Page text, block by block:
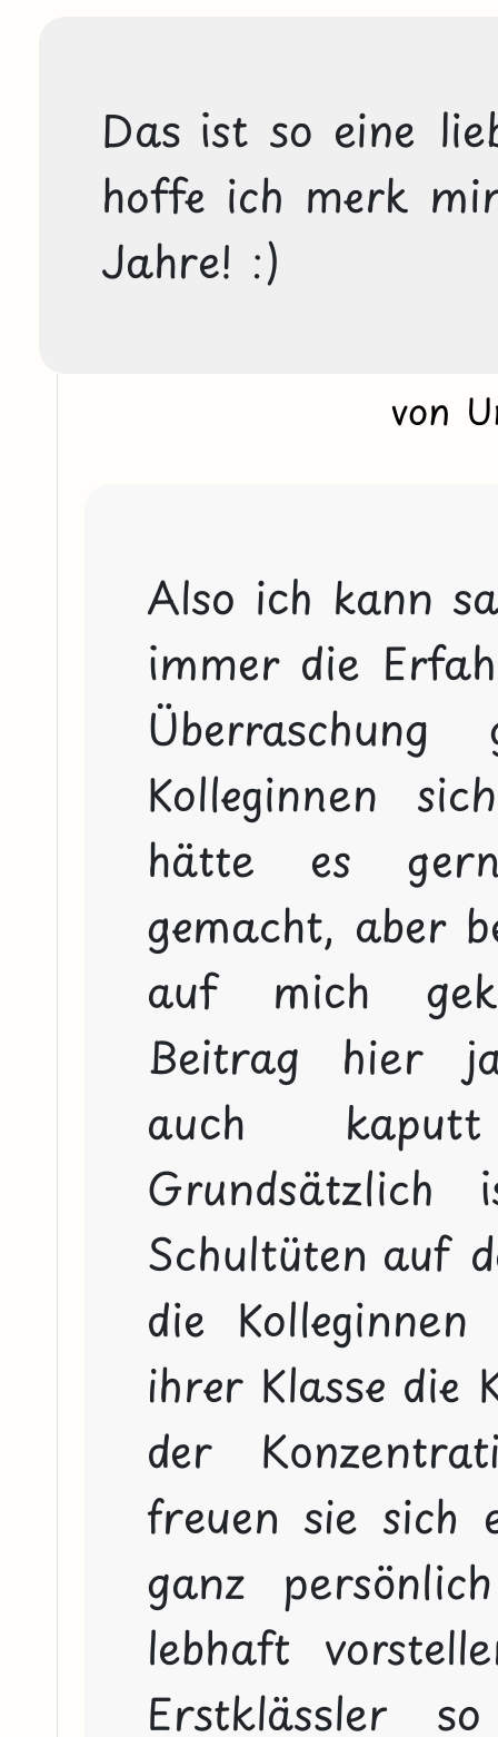
Das ist so eine
hoffe ich merk
von
Also ich kann
immer die
Kolleginnen
hätte es
gemacht, aber
auf mich
Beitrag hier ja
auch
Schultüten auf
die
ihrer Klasse die
der
freuen sie sich
ganz
lebhaft
Erstklässler